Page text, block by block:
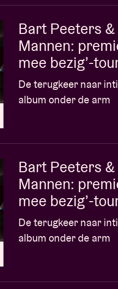
vieren!
DE GROENTJES VAN DE
Kapitein Winokio nodigt
zijn groentjes te doen
En wist je dat de juiste
het zien!
niet van de minste! Zo is
Verwilt
Tiny Bertelsis van de
Aspe en Van Vlees en
albums van Gorki, Guido
te zien in o.a. De Kraak en
Jan Desmet(ex-De Nieuwe
in AB bij de Berenshows.
de line up toegevoegd!
Bart Peeters
Mannen:
mee bezig’-
De terugkeer naar
album onder de arm
Bart Peeters
Mannen:
mee bezig’-
De terugkeer naar
album onder de arm